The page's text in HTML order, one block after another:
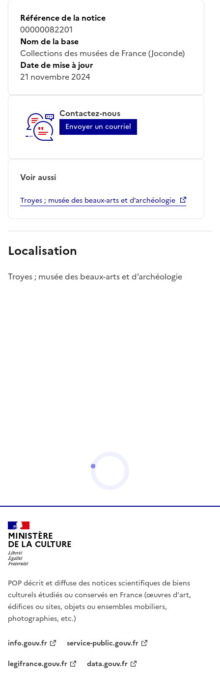
Référence de la notice
00000082201
Nom de la base
Collections des musées de France (Joconde)
Date de mise à jour
21 novembre 2024
Contactez-nous
Envoyer un courriel
Voir aussi
Troyes ; musée des beaux-arts et d’archéologie
Localisation
Troyes ; musée des beaux-arts et d’archéologie
MINISTÈRE
DE LA CULTURE
POP décrit et diffuse des notices scientifiques de biens
culturels étudiés ou conservés en France (œuvres d'art,
édifices ou sites, objets ou ensembles mobiliers,
photographies, etc.)
info.gouv.fr
service-public.gouv.fr
legifrance.gouv.fr
data.gouv.fr